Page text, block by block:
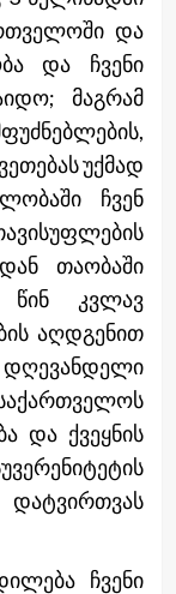
და
და ჩვენი
მაგრამ
უქმად
ჩვენ
თაობაში
კვლავ
აღდგენით
და ქვეყნის
ჩვენი